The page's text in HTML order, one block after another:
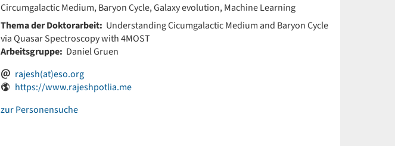
Circumgalactic Medium, Baryon Cycle, Galaxy evolution, Machine Learning
Thema der Doktorarbeit: Understanding Cicumgalactic Medium and Baryon Cycle
via Quasar Spectroscopy with 4MOST
Arbeitsgruppe: Daniel Gruen
rajesh(at)eso.org
https://www.rajeshpotlia.me
zur Personensuche